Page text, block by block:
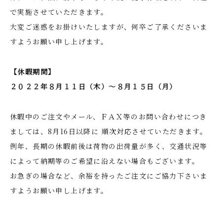
で実施させていただきます。
大変ご迷惑をお掛けいたしますが、何卒ご了承くださいま
すようお願い申し上げます。
【休暇期間】
２０２２年８月１１日（木）～８月１５日（月）
休暇中のご注文やメール、ＦＡＸ等のお問い合わせにつき
ましては、8月16日以降に 順次対応させていただきます。
例年、長期の休暇前後は荷物の出荷量が多く、交通状況等
によって納期等のご希望に沿えない場合もございます。
お急ぎの場合など、余裕を持ったご注文にご協力下さいま
すようお願い申し上げます。